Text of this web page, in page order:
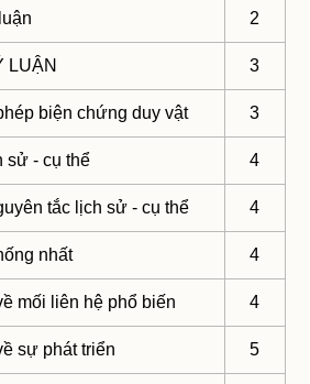
2
LUẬN 3
biện chứng duy vật 3
sử - cụ thể 4
tắc lịch sử - cụ thể 4
nhất 4
mối liên hệ phổ biến 4
sự phát triển 5